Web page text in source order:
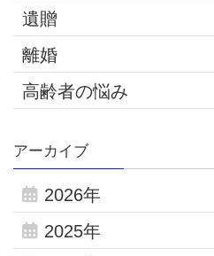
遺贈
離婚
高齢者の悩み
アーカイブ
2026年
2025年